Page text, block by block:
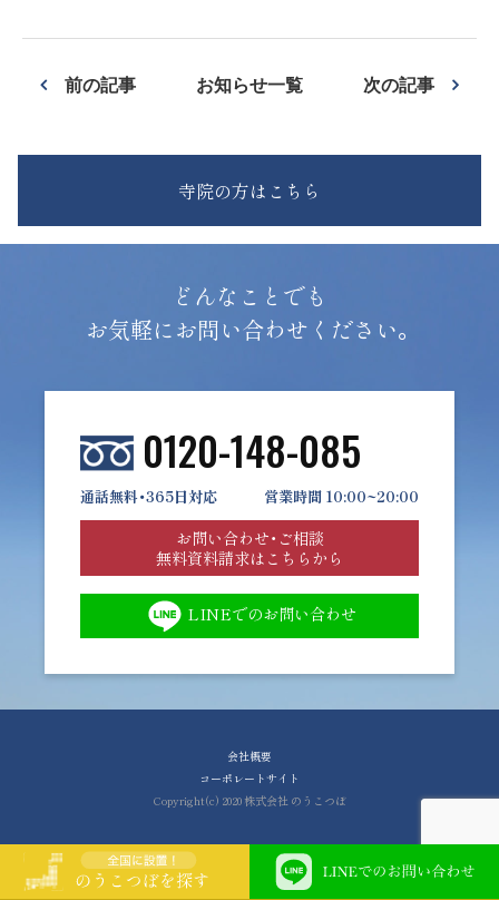
前の記事 お知らせ一覧 次の記事
寺院の方はこちら
どんなことでも
お気軽にお問い合わせください。
0120-148-085
通話無料・365日対応 営業時間 10:00~20:00
お問い合わせ・ご相談
無料資料請求はこちらから
LINEでのお問い合わせ
会社概要
コーポレートサイト
Copyright(c) 2020 株式会社 のうこつぼ